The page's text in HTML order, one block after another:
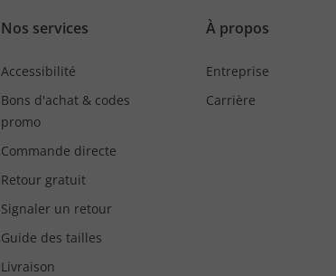
Nos services
Accessibilité
Bons d'achat & codes
promo
Commande directe
Retour gratuit
Signaler un retour
Guide des tailles
Livraison
À propos
Entreprise
Carrière